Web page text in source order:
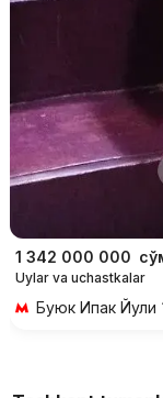
1 342 000 000
Uylar va uchastkalar
Буюк Ипак Йули